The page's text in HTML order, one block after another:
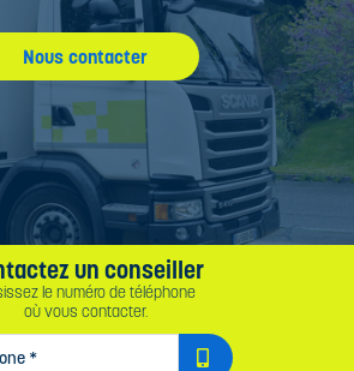
Nous contacter
un conseiller
le numéro de téléphone
où vous contacter.
TÉLÉPHONE*